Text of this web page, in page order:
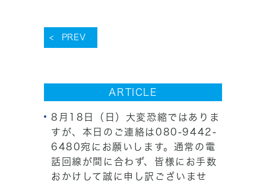
PREV
ARTICLE
8月18日（日）大変恐縮ではありま
すが、本日のご連絡は080-9442-
6480宛にお願いします。通常の電
話回線が間に合わず、皆様にお手数
おかけして誠に申し訳ございませ